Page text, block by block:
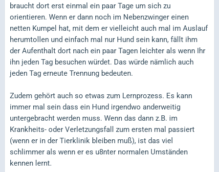
braucht dort erst einmal ein paar Tage um sich zu
orientieren. Wenn er dann noch im Nebenzwinger einen
netten Kumpel hat, mit dem er vielleicht auch mal im Auslauf
herumtollen und einfach mal nur Hund sein kann, fällt ihm
der Aufenthalt dort nach ein paar Tagen leichter als wenn Ihr
ihn jeden Tag besuchen würdet. Das würde nämlich auch
jeden Tag erneute Trennung bedeuten.
Zudem gehört auch so etwas zum Lernprozess. Es kann
immer mal sein dass ein Hund irgendwo anderweitig
untergebracht werden muss. Wenn das dann z.B. im
Krankheits- oder Verletzungsfall zum ersten mal passiert
(wenn er in der Tierklinik bleiben muß), ist das viel
schlimmer als wenn er es u8nter normalen Umständen
kennen lernt.